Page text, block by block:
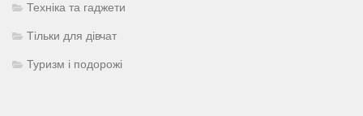
Техніка та гаджети
Тільки для дівчат
Туризм і подорожі